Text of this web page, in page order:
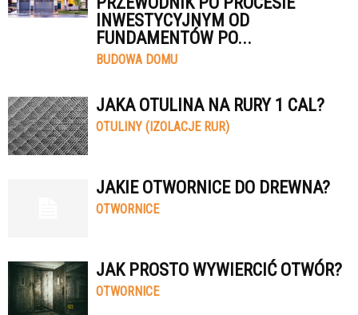
INWESTYCYJNYM OD
FUNDAMENTÓW PO...
BUDOWA DOMU
JAKA OTULINA NA RURY 1 CAL?
OTULINY (IZOLACJE RUR)
JAKIE OTWORNICE DO DREWNA?
OTWORNICE
JAK PROSTO WYWIERCIĆ OTWÓR?
OTWORNICE